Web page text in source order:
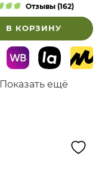
Отзывы (162)
В КОРЗИНУ
Показать ещё